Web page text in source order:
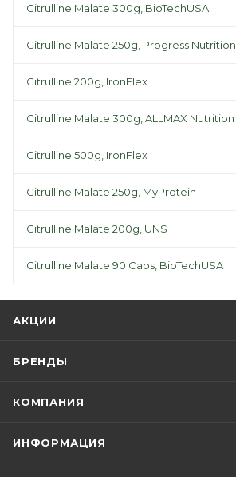
Citrulline Malate 300g, BioTechUSA
Citrulline Malate 250g, Progress Nutrition
Citrulline 200g, IronFlex
Citrulline Malate 300g, ALLMAX Nutrition
Citrulline 500g, IronFlex
Citrulline Malate 250g, MyProtein
Citrulline Malate 200g, UNS
Citrulline Malate 90 Caps, BioTechUSA
АКЦИИ
БРЕНДЫ
КОМПАНИЯ
ИНФОРМАЦИЯ